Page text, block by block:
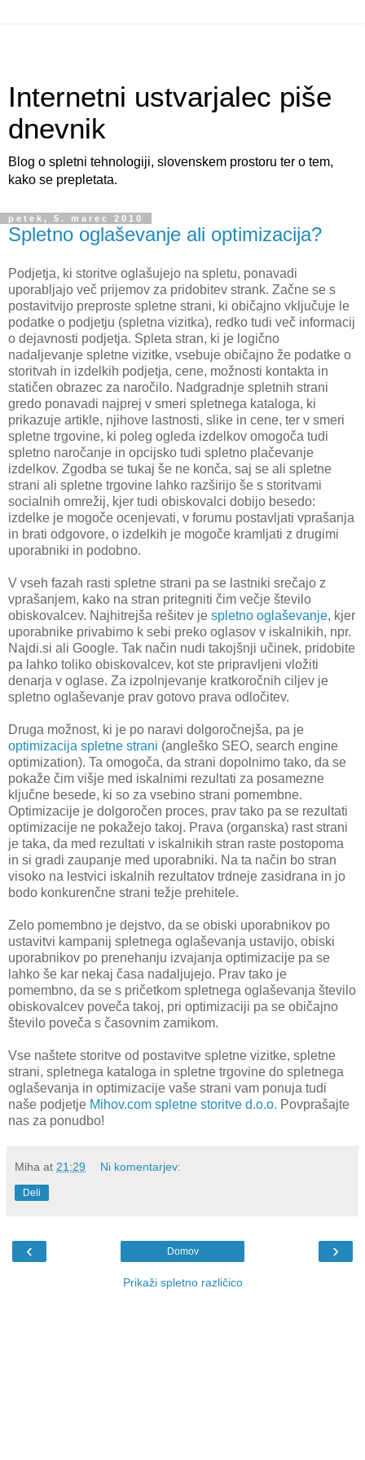
Internetni ustvarjalec piše
dnevnik
Blog o spletni tehnologiji, slovenskem prostoru ter o tem,
kako se prepletata.
petek, 5. marec 2010
Spletno oglaševanje ali optimizacija?
Podjetja, ki storitve oglašujejo na spletu, ponavadi
uporabljajo več prijemov za pridobitev strank. Začne se s
postavitvijo preproste spletne strani, ki običajno vključuje le
podatke o podjetju (spletna vizitka), redko tudi več informacij
o dejavnosti podjetja. Spleta stran, ki je logično
nadaljevanje spletne vizitke, vsebuje običajno že podatke o
storitvah in izdelkih podjetja, cene, možnosti kontakta in
statičen obrazec za naročilo. Nadgradnje spletnih strani
gredo ponavadi najprej v smeri spletnega kataloga, ki
prikazuje artikle, njihove lastnosti, slike in cene, ter v smeri
spletne trgovine, ki poleg ogleda izdelkov omogoča tudi
spletno naročanje in opcijsko tudi spletno plačevanje
izdelkov. Zgodba se tukaj še ne konča, saj se ali spletne
strani ali spletne trgovine lahko razširijo še s storitvami
socialnih omrežij, kjer tudi obiskovalci dobijo besedo:
izdelke je mogoče ocenjevati, v forumu postavljati vprašanja
in brati odgovore, o izdelkih je mogoče kramljati z drugimi
uporabniki in podobno.
V vseh fazah rasti spletne strani pa se lastniki srečajo z
vprašanjem, kako na stran pritegniti čim večje število
obiskovalcev. Najhitrejša rešitev je spletno oglaševanje, kjer
uporabnike privabimo k sebi preko oglasov v iskalnikih, npr.
Najdi.si ali Google. Tak način nudi takojšnji učinek, pridobite
pa lahko toliko obiskovalcev, kot ste pripravljeni vložiti
denarja v oglase. Za izpolnjevanje kratkoročnih ciljev je
spletno oglaševanje prav gotovo prava odločitev.
Druga možnost, ki je po naravi dolgoročnejša, pa je
optimizacija spletne strani (angleško SEO, search engine
optimization). Ta omogoča, da strani dopolnimo tako, da se
pokaže čim višje med iskalnimi rezultati za posamezne
ključne besede, ki so za vsebino strani pomembne.
Optimizacije je dolgoročen proces, prav tako pa se rezultati
optimizacije ne pokažejo takoj. Prava (organska) rast strani
je taka, da med rezultati v iskalnikih stran raste postopoma
in si gradi zaupanje med uporabniki. Na ta način bo stran
visoko na lestvici iskalnih rezultatov trdneje zasidrana in jo
bodo konkurenčne strani težje prehitele.
Zelo pomembno je dejstvo, da se obiski uporabnikov po
ustavitvi kampanij spletnega oglaševanja ustavijo, obiski
uporabnikov po prenehanju izvajanja optimizacije pa se
lahko še kar nekaj časa nadaljujejo. Prav tako je
pomembno, da se s pričetkom spletnega oglaševanja število
obiskovalcev poveča takoj, pri optimizaciji pa se običajno
število poveča s časovnim zamikom.
Vse naštete storitve od postavitve spletne vizitke, spletne
strani, spletnega kataloga in spletne trgovine do spletnega
oglaševanja in optimizacije vaše strani vam ponuja tudi
naše podjetje Mihov.com spletne storitve d.o.o. Povprašajte
nas za ponudbo!
Miha at 21:29 Ni komentarjev:
Deli
‹ ›
Domov
Prikaži spletno različico